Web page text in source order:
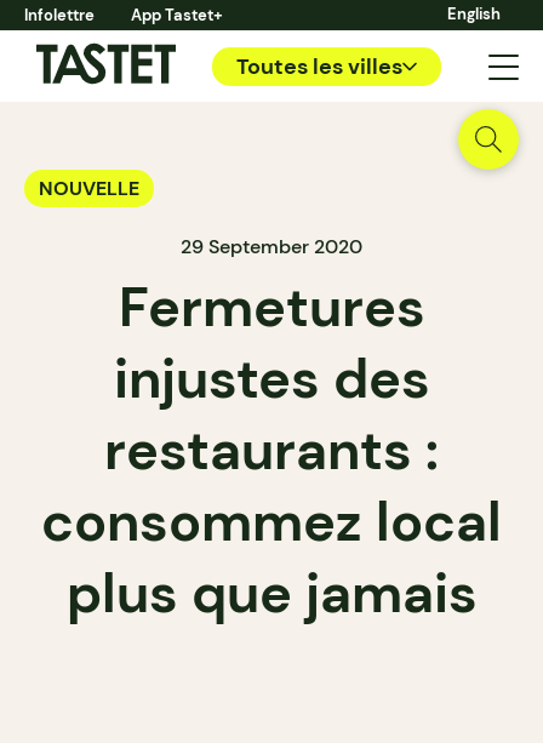
Infolettre App Tastet+ English
Toutes les villes
NOUVELLE
29 September 2020
Fermetures
injustes des
restaurants :
consommez local
plus que jamais